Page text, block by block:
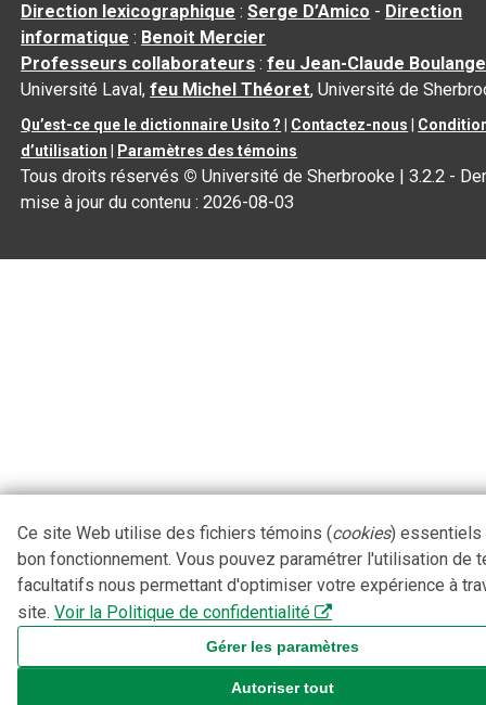
Direction lexicographique :Serge D’Amico - Direction
informatique : Benoit Mercier
Professeurs collaborateurs :feu Jean-Claude
Université Laval,feu Michel Théoret, Université de
Qu’est-ce que le dictionnaire Usito ? Contactez-nous
d’utilisation
Paramètres des témoins
Tous droits réservés © Université de Sherbrooke |3.2.2 -
mise à jour du contenu :2026-08-03
Ce site Web utilise des fichiers témoins (cookies) essentiels
bon fonctionnement. Vous pouvez paramétrer l'utilisation de
facultatifs nous permettant d'optimiser votre expérience à
site. Voir la Politique de confidentialité
Gérer les paramètres
Autoriser tout